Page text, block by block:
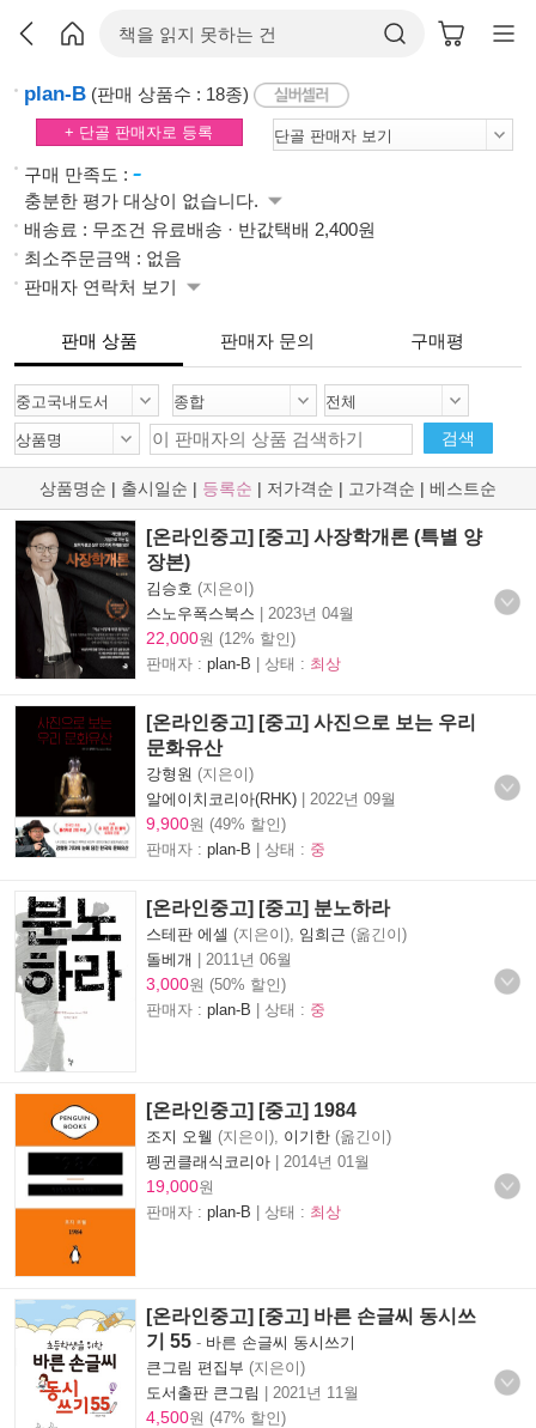
plan-B (판매 상품수 : 18종)
+ 단골 판매자로 등록
구매 만족도 : -
충분한 평가 대상이 없습니다.
배송료 : 무조건 유료배송 · 반값택배 2,400원
최소주문금액 : 없음
판매자 연락처 보기
판매 상품 판매자 문의 구매평
검색
상품명순 | 출시일순 | 등록순 | 저가격순 | 고가격순 | 베스트순
[온라인중고] [중고] 사장학개론 (특별 양
장본)
김승호 (지은이)
스노우폭스북스 | 2023년 04월
22,000원 (12% 할인)
판매자 : plan-B | 상태 : 최상
[온라인중고] [중고] 사진으로 보는 우리
문화유산
강형원 (지은이)
알에이치코리아(RHK) | 2022년 09월
9,900원 (49% 할인)
판매자 : plan-B | 상태 : 중
[온라인중고] [중고] 분노하라
스테판 에셀 (지은이), 임희근 (옮긴이)
돌베개 | 2011년 06월
3,000원 (50% 할인)
판매자 : plan-B | 상태 : 중
[온라인중고] [중고] 1984
조지 오웰 (지은이), 이기한 (옮긴이)
펭귄클래식코리아 | 2014년 01월
19,000원
판매자 : plan-B | 상태 : 최상
[온라인중고] [중고] 바른 손글씨 동시쓰
기 55 - 바른 손글씨 동시쓰기
큰그림 편집부 (지은이)
도서출판 큰그림 | 2021년 11월
4,500원 (47% 할인)